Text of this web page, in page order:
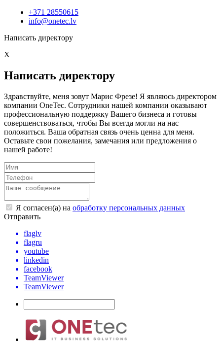
+371 28550615
info@onetec.lv
Написать директору
X
Написать директору
Здравствуйте, меня зовут Марис Фрезе! Я являюсь директором
компании OneTec. Сотрудники нашей компании оказывают
профессиональную поддержку Вашего бизнеса и готовы
совершенствоваться, чтобы Вы всегда могли на нас
положиться. Ваша обратная связь очень ценна для меня.
Оставьте свои пожелания, замечания или предложения о
нашей работе!
Я согласен(а) на обработку персональных данных
Отправить
flaglv
flagru
youtube
linkedin
facebook
TeamViewer
TeamViewer